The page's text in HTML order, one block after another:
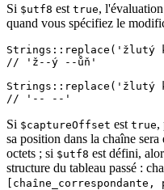
Si $utf8 est true,
quand vous spécifiez le
// 'ž--ý --ůň'
Si $captureOffset est true,
sa position dans la chaîne
octets ; si $utf8 est défini,
structure du tableau passé :